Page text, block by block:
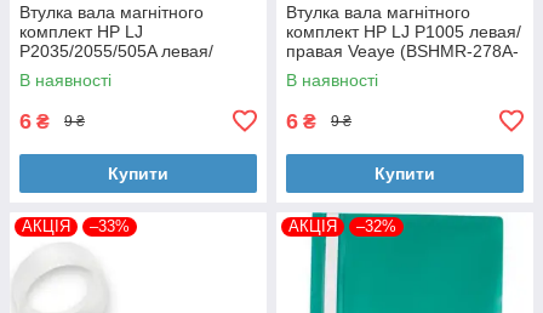
Втулка вала магнітного
комплект HP LJ
P2035/2055/505A левая/
правая Veaye (BSHMR-505A-
VE)
В наявності
6 ₴ 9 ₴
Купити
Втулка вала магнітного
комплект HP LJ P1005 левая/
правая Veaye (BSHMR-278A-
VE)
В наявності
6 ₴ 9 ₴
Купити
АКЦІЯ –33% АКЦІЯ –32%